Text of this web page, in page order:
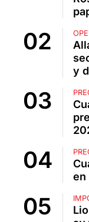
y
en